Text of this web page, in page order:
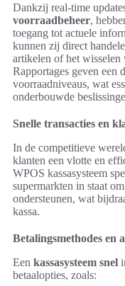
Dankzij real-time
voorraadbeheer,
toegang tot actuele
kunnen zij direct
artikelen of het wisselen
Rapportages geven
voorraadniveaus, wat
onderbouwde
Snelle transacties en
In de competitieve
klanten een vlotte en
WPOS kassasysteem
supermarkten in staat
ondersteunen, wat
kassa.
Betalingsmethodes en
Een kassasysteem snel
betaalopties, zoals: